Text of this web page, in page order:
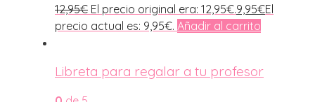
12,95€ El precio original era: 12,95€.9,95€El
precio actual es: 9,95€. Añadir al carrito
Libreta para regalar a tu profesor